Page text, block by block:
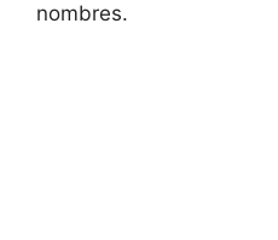
nombres.